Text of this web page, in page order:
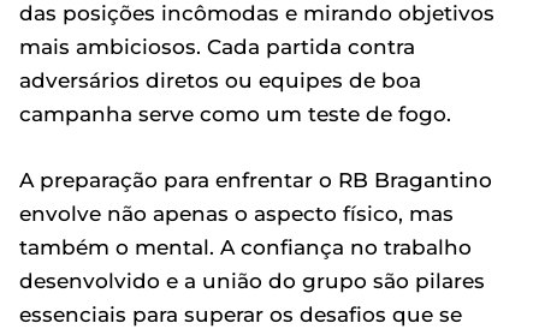
das posições incômodas e mirando objetivos
mais ambiciosos. Cada partida contra
adversários diretos ou equipes de boa
campanha serve como um teste de fogo.
A preparação para enfrentar o RB Bragantino
envolve não apenas o aspecto físico, mas
também o mental. A confiança no trabalho
desenvolvido e a união do grupo são pilares
essenciais para superar os desafios que se